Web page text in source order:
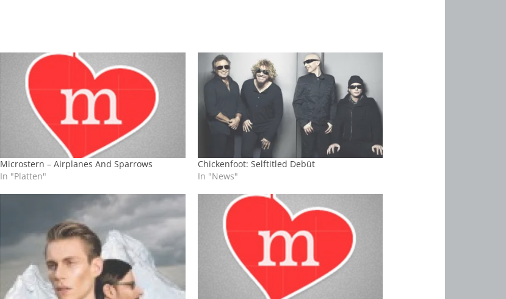
Microstern – Airplanes And Sparrows
In "Platten"
Chickenfoot: Selftitled Debüt
In "News"